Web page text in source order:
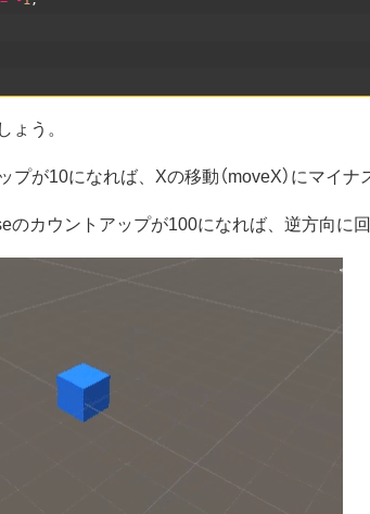
ょう。
プが10になれば、Xの移動（moveX）にマイ
のカウントアップが100になれば、逆方向に